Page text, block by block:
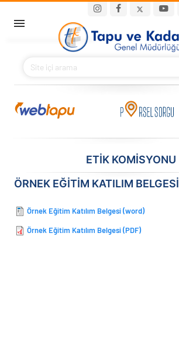
Main navigation
BAKANIMIZ
KURUMSAL
S.S.S.
ETIK KOMISYONU
ÖRNEK EĞITIM KATILIM BELGESI
Örnek Eğitim Katılım Belgesi (word)
Örnek Eğitim Katılım Belgesi (PDF)